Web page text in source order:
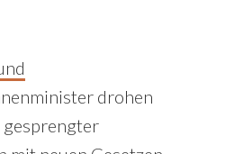
drohen
gesprengter